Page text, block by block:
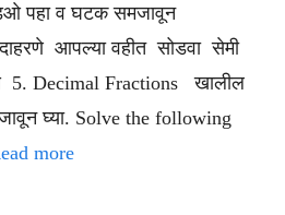
पहा व घटक समजावून
आपल्या वहीत सोडवा सेमी
5. Decimal Fractions खालील
घ्या. Solve the following
more